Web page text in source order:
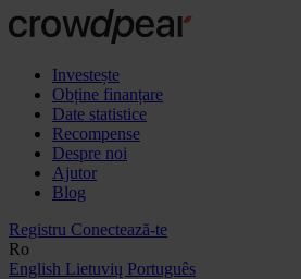
Investește
Obține finanțare
Date statistice
Recompense
Despre noi
Ajutor
Blog
Registru Conectează-te
Ro
English Lietuvių Português